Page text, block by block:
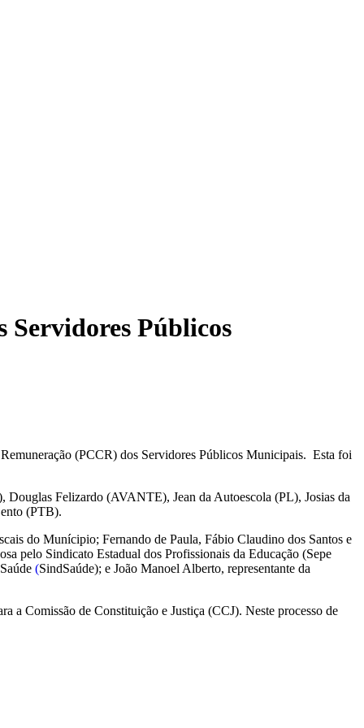
Servidores Públicos
(PCCR) dos Servidores Públicos Municipais. Esta foi
Felizardo (AVANTE), Jean da Autoescola (PL), Josias da
(PTB).
do Munícipio; Fernando de Paula, Fábio Claudino dos Santos e
pelo Sindicato Estadual dos Profissionais da Educação (Sepe
(SindSaúde); e João Manoel Alberto, representante da
a Comissão de Constituição e Justiça (CCJ). Neste processo de